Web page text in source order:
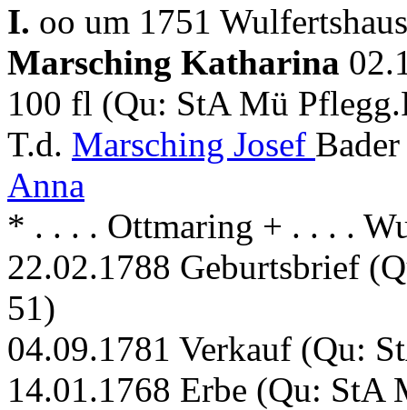
I. oo um 1751
Marsching Katharina
100 fl (Qu: StA Mü
T.d. Marsching Josef
Anna
* . . . . Ottmaring + . . . .
22.02.1788 Geburtsbrief
51)
04.09.1781 Verkauf (Qu:
14.01.1768 Erbe (Qu: StA